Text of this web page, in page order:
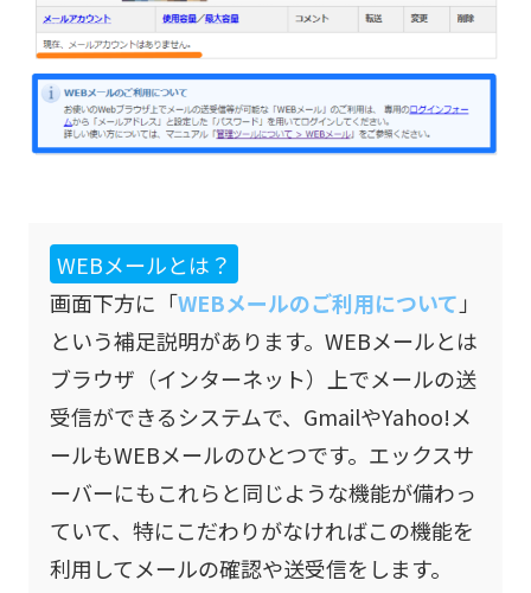
WEBメールとは？
画面下方に「WEBメールのご利用について」
という補足説明があります。WEBメールとは
ブラウザ（インターネット）上でメールの送
受信ができるシステムで、GmailやYahoo!メ
ールもWEBメールのひとつです。エックスサ
ーバーにもこれらと同じような機能が備わっ
ていて、特にこだわりがなければこの機能を
利用してメールの確認や送受信をします。